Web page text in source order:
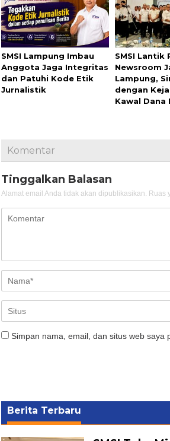
SMSI Lampung Imbau
Anggota Jaga Integritas
dan Patuhi Kode Etik
Jurnalistik
SMSI Lantik
Newsroom
Lampung,
dengan
Kawal Dana
Komentar
Tinggalkan Balasan
Alamat email Anda tidak akan dipublikasikan. Ruas
Simpan nama, email, dan situs web saya
Berita Terbaru